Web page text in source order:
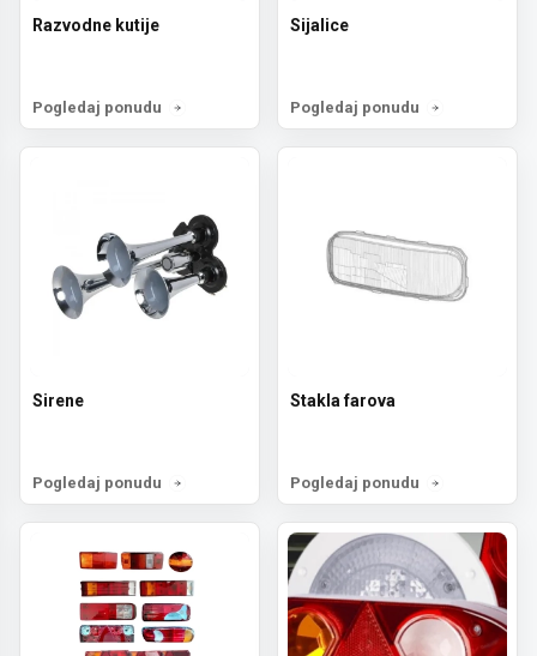
Razvodne kutije
Pogledaj ponudu
Sijalice
Pogledaj ponudu
Sirene
Pogledaj ponudu
Stakla farova
Pogledaj ponudu